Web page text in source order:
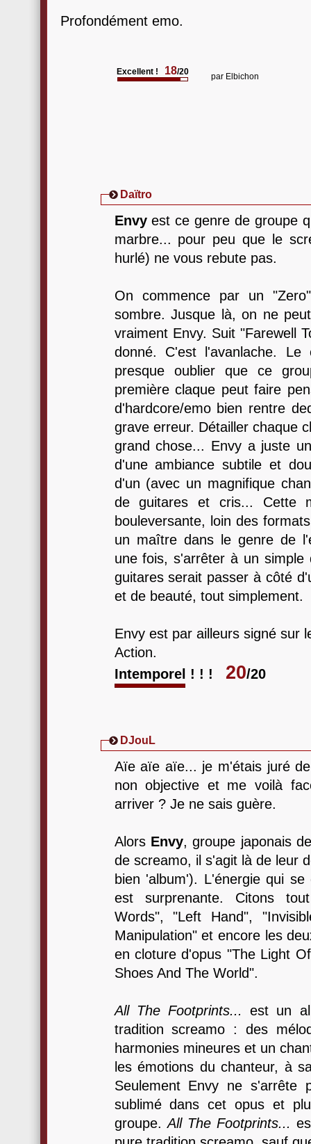
Profondément emo.
Excellent ! 18/20 par Elbichon
Daïtro
Envyest ce genre de groupe
marbre... pour peu que le
hurlé) ne vous rebute pas.
On commence par un
sombre. Jusque là, on ne
vraiment Envy. Suit "Farewell
donné. C'est l'avanlache.
presque oublier que ce
première claque peut faire
d'hardcore/emo bien rentre
grave erreur. Détailler chaque
grand chose... Envy a juste
d'une ambiance subtile et
d'un (avec un magnifique
de guitares et cris... Cette
bouleversante, loin des
un maître dans le genre de
une fois, s'arrêter à un simple
guitares serait passer à côté
et de beauté, tout simplement.
Envy est par ailleurs signé sur
Action.
Intemporel ! ! !
20/20
DJouL
Aïe aïe aïe... je m'étais juré
non objective et me voilà
arriver ? Je ne sais guère.
Alors Envy, groupe japonais
de screamo, il s'agit là de leur
bien 'album'). L'énergie qui
est surprenante. Citons
Words", "Left Hand",
Manipulation" et encore les
en cloture d'opus "The Light
Shoes And The World".
All The Footprints...
est un
tradition screamo : des
harmonies mineures et un
les émotions du chanteur, à
Seulement Envy ne
sublimé dans cet opus et
groupe.All The Footprints...